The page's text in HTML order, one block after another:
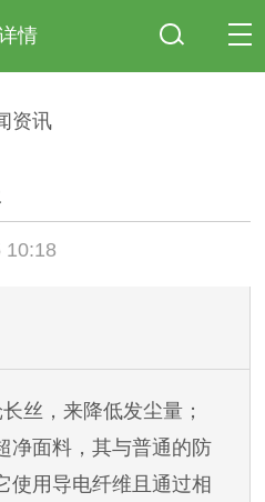
情
资讯
10:18
丝，来降低发尘量；
净面料，其与普通的防
使用导电纤维且通过相